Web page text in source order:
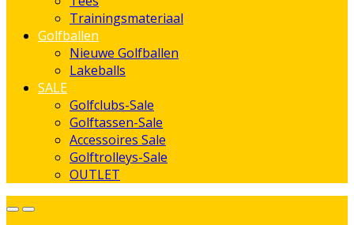
Trainingsmateriaal
Golfballen
Nieuwe Golfballen
Lakeballs
SALE
Golfclubs-Sale
Golftassen-Sale
Accessoires Sale
Golftrolleys-Sale
OUTLET